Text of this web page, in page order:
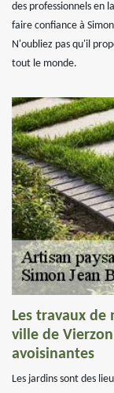
des professionnels en
faire confiance à
N'oubliez pas qu'il
tout le monde.
Les travaux de
ville de
avoisinantes
Les jardins sont des